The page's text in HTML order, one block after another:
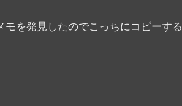
を発見したのでこっちにコピーする